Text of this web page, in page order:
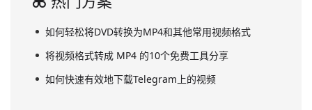
如何轻松将DVD转换为MP4和其他常用视频格式
将视频格式转成 MP4 的10个免费工具分享
如何快速有效地下载Telegram上的视频